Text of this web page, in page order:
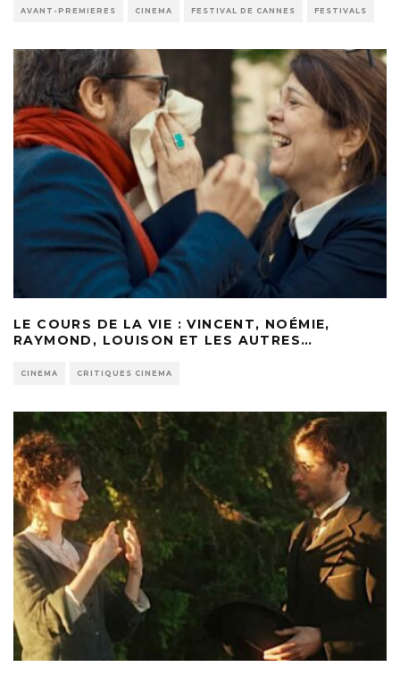
AVANT-PREMIERES CINEMA FESTIVAL DE CANNES FESTIVALS
LE COURS DE LA VIE : VINCENT, NOÉMIE,
RAYMOND, LOUISON ET LES AUTRES…
CINEMA CRITIQUES CINEMA